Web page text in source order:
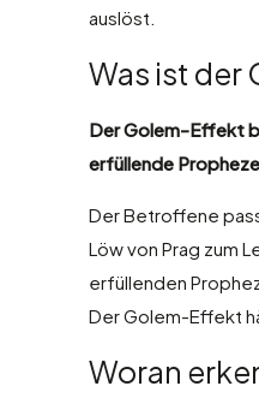
auslöst.
Was ist der
Der Golem-Effekt
erfüllende
Der Betroffene
Löw von Prag zum
erfüllenden
Der Golem-Effekt
Woran